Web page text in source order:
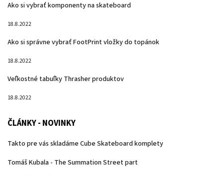
Ako si vybrať komponenty na skateboard
18.8.2022
Ako si správne vybrať FootPrint vložky do topánok
18.8.2022
Veľkostné tabuľky Thrasher produktov
18.8.2022
ČLÁNKY - NOVINKY
Takto pre vás skladáme Cube Skateboard komplety
Tomáš Kubala - The Summation Street part